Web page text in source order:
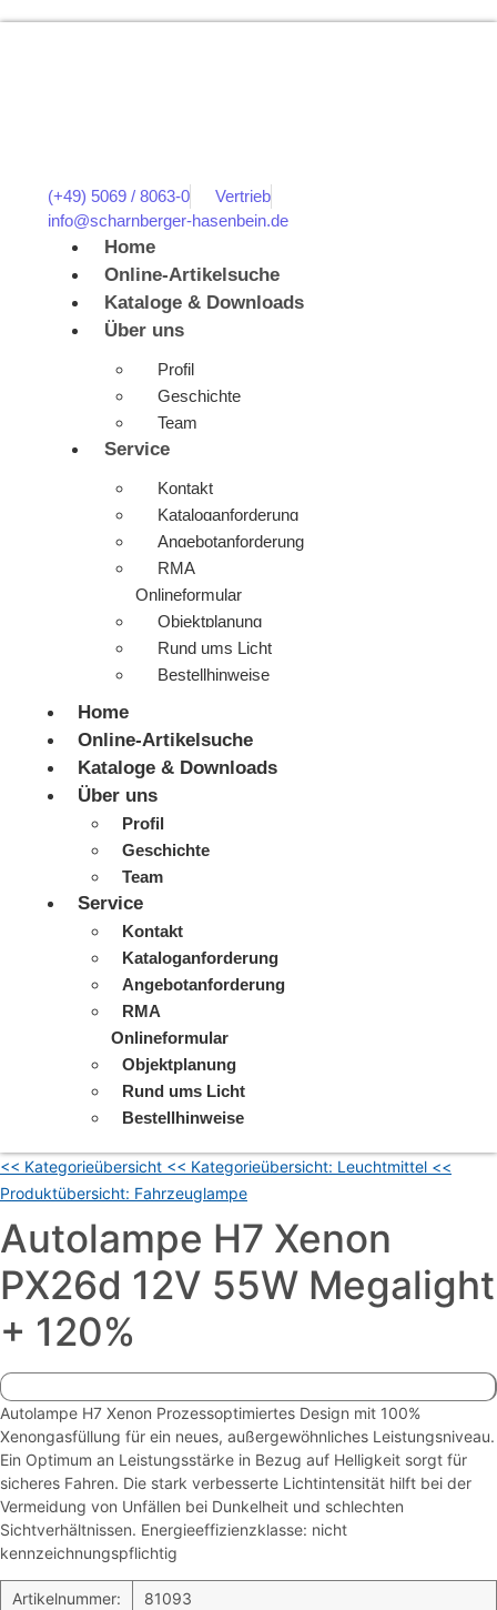
(+49) 5069 / 8063-0
Vertrieb
info@scharnberger-hasenbein.de
Home
Online-Artikelsuche
Kataloge & Downloads
Über uns
Profil
Geschichte
Team
Service
Kontakt
Kataloganforderung
Angebotanforderung
RMA
Onlineformular
Objektplanung
Rund ums Licht
Bestellhinweise
Home
Online-Artikelsuche
Kataloge & Downloads
Über uns
Profil
Geschichte
Team
Service
Kontakt
Kataloganforderung
Angebotanforderung
RMA
Onlineformular
Objektplanung
Rund ums Licht
Bestellhinweise
<< Kategorieübersicht << Kategorieübersicht: Leuchtmittel <<
Produktübersicht: Fahrzeuglampe
Autolampe H7 Xenon
PX26d 12V 55W Megalight
+ 120%
Autolampe H7 Xenon Prozessoptimiertes Design mit 100%
Xenongasfüllung für ein neues, außergewöhnliches Leistungsniveau.
Ein Optimum an Leistungsstärke in Bezug auf Helligkeit sorgt für
sicheres Fahren. Die stark verbesserte Lichtintensität hilft bei der
Vermeidung von Unfällen bei Dunkelheit und schlechten
Sichtverhältnissen. Energieeffizienzklasse: nicht
kennzeichnungspflichtig
Artikelnummer:
81093